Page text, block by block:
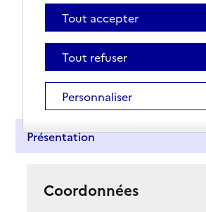
Présentation
Coordonnées
Tout accepter
Tout refuser
Personnaliser